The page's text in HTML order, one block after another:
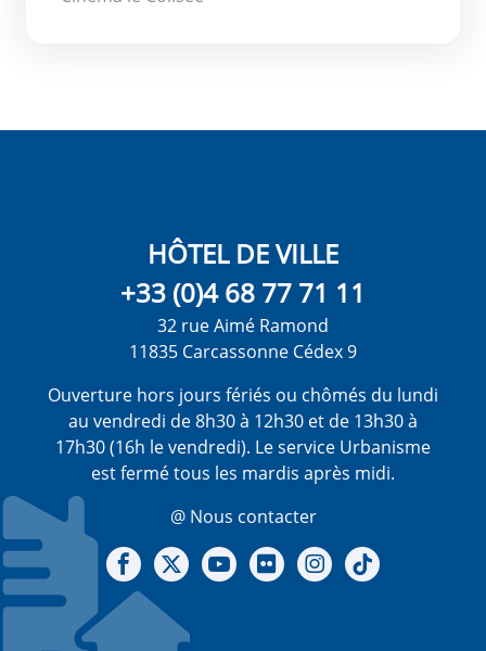
HÔTEL DE VILLE
+33 (0)4 68 77 71 11
32 rue Aimé Ramond
11835 Carcassonne Cédex 9
Ouverture hors jours fériés ou chômés du lundi
au vendredi de 8h30 à 12h30 et de 13h30 à
17h30 (16h le vendredi). Le service Urbanisme
est fermé tous les mardis après midi.
@ Nous contacter
Notre Facebook
Notre X - (twitter)
Notre chaine Youtube
Notre Gallerie sur Flickr
Notre Instagram